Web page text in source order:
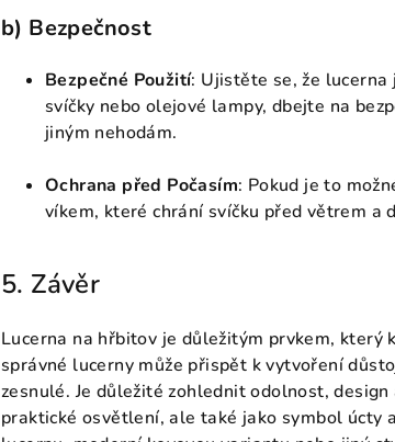
b) Bezpečnost
Bezpečné Použití: Ujistěte se, že lucerna
svíčky nebo olejové lampy, dbejte na
jiným nehodám.
Ochrana před Počasím: Pokud je to
víkem, které chrání svíčku před větrem a
5. Závěr
Lucerna na hřbitov je důležitým prvkem, který
správné lucerny může přispět k vytvoření
zesnulé. Je důležité zohlednit odolnost,
praktické osvětlení, ale také jako symbol úcty